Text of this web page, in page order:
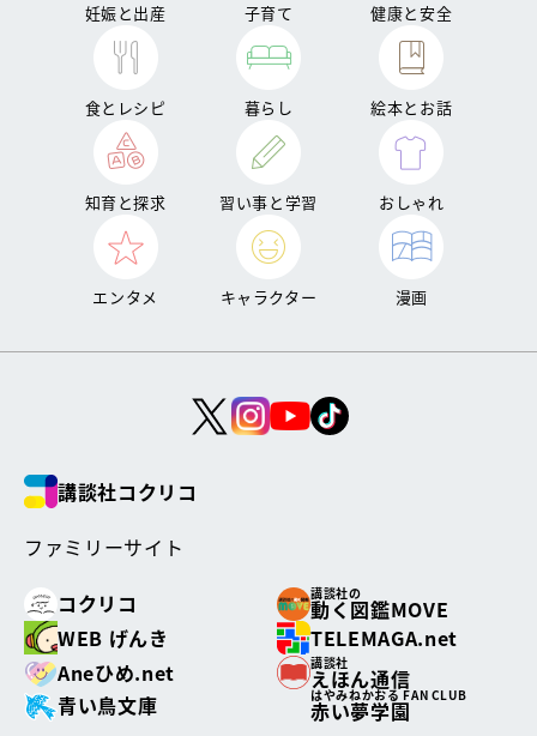
妊娠と出産 子育て 健康と安全
食とレシピ 暮らし 絵本とお話
知育と探求 習い事と学習 おしゃれ
エンタメ キャラクター 漫画
講談社コクリコ
ファミリーサイト
コクリコ
講談社の
動く図鑑MOVE
WEB げんき
TELEMAGA.net
Aneひめ.net
講談社
えほん通信
青い鳥文庫
はやみねかおる FAN CLUB
赤い夢学園